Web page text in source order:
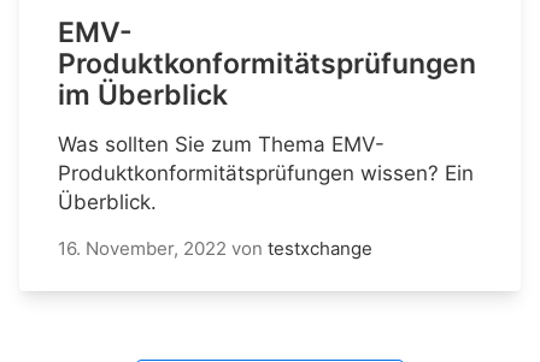
EMV-
Produktkonformitätsprüfungen
im Überblick
Was sollten Sie zum Thema EMV-
Produktkonformitätsprüfungen wissen? Ein
Überblick.
16. November, 2022 von testxchange